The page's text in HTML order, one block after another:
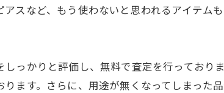
スなど、もう使わないと思われるアイテム
っかりと評価し、無料で査定を行っており
ます。さらに、用途が無くなってしまった